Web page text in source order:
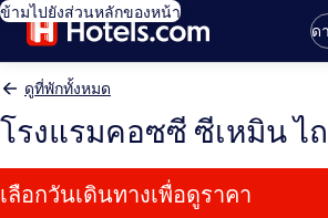
ข้ามไปยังส่วนหลักของหน้า
ด
ดูที่พักทั้งหมด
โรงแรมคอซซี ซีเหมิน ไ
เลือกวันเดินทางเพื่อดูราคา